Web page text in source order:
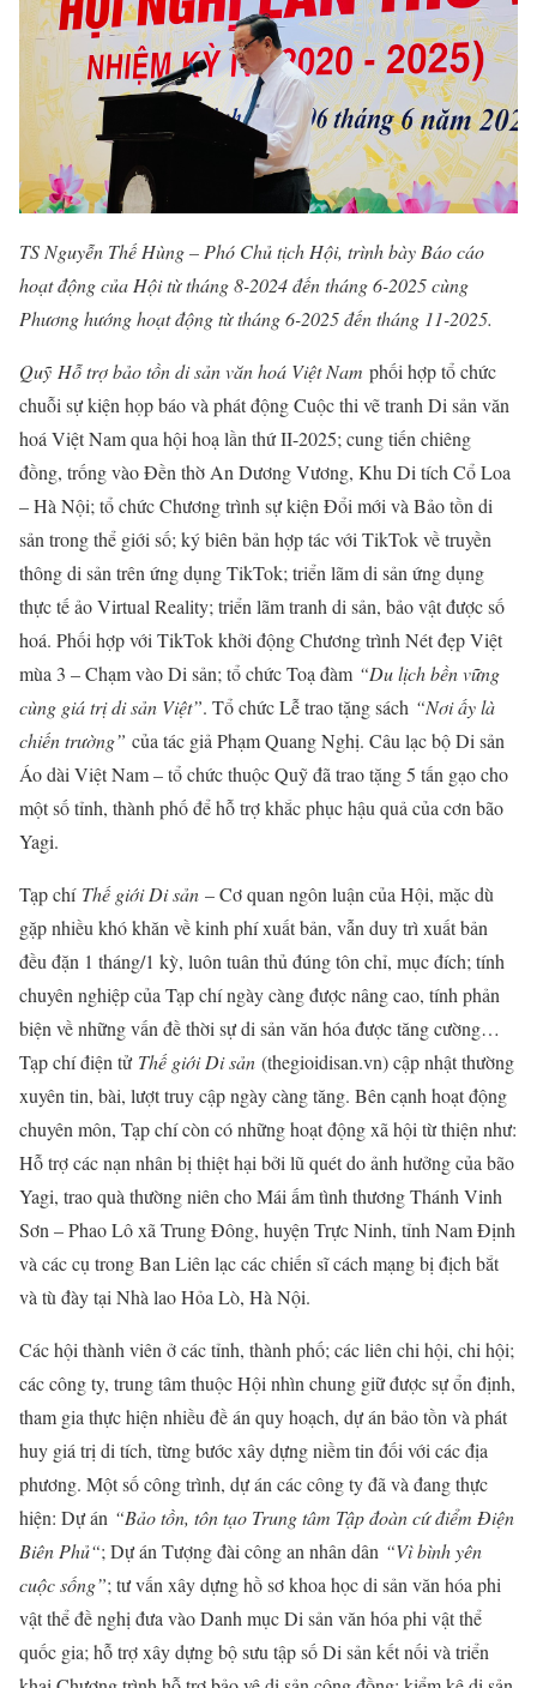
TS Nguyễn Thế Hùng – Phó Chủ tịch Hội, trình bày Báo cáo
hoạt động của Hội từ tháng 8-2024 đến tháng 6-2025 cùng
Phương hướng hoạt động từ tháng 6-2025 đến tháng 11-2025.
Quỹ Hỗ trợ bảo tồn di sản văn hoá Việt Nam phối hợp tổ chức
chuỗi sự kiện họp báo và phát động Cuộc thi vẽ tranh Di sản văn
hoá Việt Nam qua hội hoạ lần thứ II-2025; cung tiến chiêng
đồng, trống vào Đền thờ An Dương Vương, Khu Di tích Cổ Loa
– Hà Nội; tổ chức Chương trình sự kiện Đổi mới và Bảo tồn di
sản trong thể giới số; ký biên bản hợp tác với TikTok về truyền
thông di sản trên ứng dụng TikTok; triển lãm di sản ứng dụng
thực tế ảo Virtual Reality; triển lãm tranh di sản, bảo vật được số
hoá. Phối hợp với TikTok khởi động Chương trình Nét đẹp Việt
mùa 3 – Chạm vào Di sản; tổ chức Toạ đàm “Du lịch bền vững
cùng giá trị di sản Việt”. Tổ chức Lễ trao tặng sách “Nơi ấy là
chiến trường” của tác giả Phạm Quang Nghị. Câu lạc bộ Di sản
Áo dài Việt Nam – tổ chức thuộc Quỹ đã trao tặng 5 tấn gạo cho
một số tỉnh, thành phố để hỗ trợ khắc phục hậu quả của cơn bão
Yagi.
Tạp chí Thế giới Di sản – Cơ quan ngôn luận của Hội, mặc dù
gặp nhiều khó khăn về kinh phí xuất bản, vẫn duy trì xuất bản
đều đặn 1 tháng/1 kỳ, luôn tuân thủ đúng tôn chỉ, mục đích; tính
chuyên nghiệp của Tạp chí ngày càng được nâng cao, tính phản
biện về những vấn đề thời sự di sản văn hóa được tăng cường…
Tạp chí điện tử Thế giới Di sản (thegioidisan.vn) cập nhật thường
xuyên tin, bài, lượt truy cập ngày càng tăng. Bên cạnh hoạt động
chuyên môn, Tạp chí còn có những hoạt động xã hội từ thiện như:
Hỗ trợ các nạn nhân bị thiệt hại bởi lũ quét do ảnh hưởng của bão
Yagi, trao quà thường niên cho Mái ấm tình thương Thánh Vinh
Sơn – Phao Lô xã Trung Đông, huyện Trực Ninh, tỉnh Nam Định
và các cụ trong Ban Liên lạc các chiến sĩ cách mạng bị địch bắt
và tù đày tại Nhà lao Hỏa Lò, Hà Nội.
Các hội thành viên ở các tỉnh, thành phố; các liên chi hội, chi hội;
các công ty, trung tâm thuộc Hội nhìn chung giữ được sự ổn định,
tham gia thực hiện nhiều đề án quy hoạch, dự án bảo tồn và phát
huy giá trị di tích, từng bước xây dựng niềm tin đối với các địa
phương. Một số công trình, dự án các công ty đã và đang thực
hiện: Dự án “Bảo tồn, tôn tạo Trung tâm Tập đoàn cứ điểm Điện
Biên Phủ“; Dự án Tượng đài công an nhân dân “Vì bình yên
cuộc sống”; tư vấn xây dựng hồ sơ khoa học di sản văn hóa phi
vật thể đề nghị đưa vào Danh mục Di sản văn hóa phi vật thể
quốc gia; hỗ trợ xây dựng bộ sưu tập số Di sản kết nối và triển